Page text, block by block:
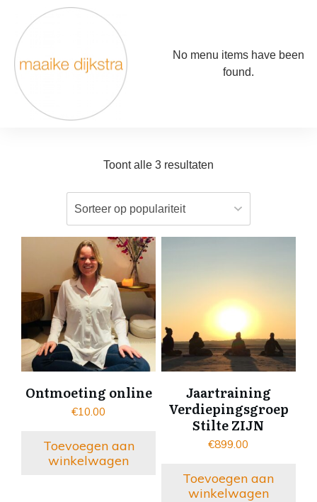
No menu items have been
found.
Toont alle 3 resultaten
Ontmoeting online
€10.00
Toevoegen aan
winkelwagen
Jaartraining
Verdiepingsgroep
Stilte ZIJN
€899.00
Toevoegen aan
winkelwagen